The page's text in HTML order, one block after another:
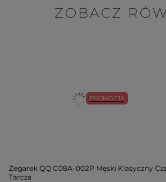
ZOBACZ
PROMOCJA
Zegarek QQ C08A-002P Męski Klasyczny
Tarcza